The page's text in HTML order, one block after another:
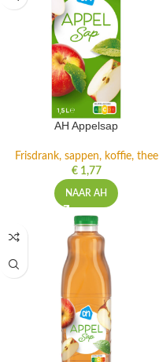
AH Appelsap
Frisdrank, sappen, koffie, thee
€1,77
NAAR AH